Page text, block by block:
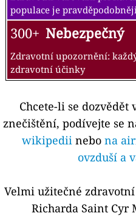
populace je
300+ Nebezpečný
Zdravotní upozornění:
zdravotní účinky
Chcete-li se
znečištění, podívejte se
wikipedii nebo na
ovzduší a
Velmi užitečné
Richarda Saint Cyr